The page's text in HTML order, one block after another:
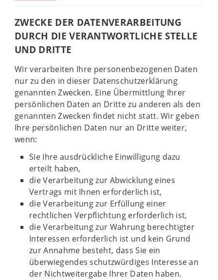
ZWECKE DER DATENVERARBEITUNG
DURCH DIE VERANTWORTLICHE STELLE
UND DRITTE
Wir verarbeiten Ihre personenbezogenen Daten
nur zu den in dieser Datenschutzerklärung
genannten Zwecken. Eine Übermittlung Ihrer
persönlichen Daten an Dritte zu anderen als den
genannten Zwecken findet nicht statt. Wir geben
Ihre persönlichen Daten nur an Dritte weiter,
wenn:
Sie Ihre ausdrückliche Einwilligung dazu
erteilt haben,
die Verarbeitung zur Abwicklung eines
Vertrags mit Ihnen erforderlich ist,
die Verarbeitung zur Erfüllung einer
rechtlichen Verpflichtung erforderlich ist,
die Verarbeitung zur Wahrung berechtigter
Interessen erforderlich ist und kein Grund
zur Annahme besteht, dass Sie ein
überwiegendes schutzwürdiges Interesse an
der Nichtweitergabe Ihrer Daten haben.